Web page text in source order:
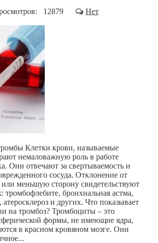
12879
Нет
Клетки крови, называемые
немаловажную роль в работе
Они отвечают за свертываемость и
сосуда. Отклонение от
меньшую сторону свидетельствуют
тромбофлебите, бронхиальная астма,
и других. Что показывает
на тромбоз? Тромбоциты – это
формы, не имеющие ядра,
в красном кровяном мозге. Они